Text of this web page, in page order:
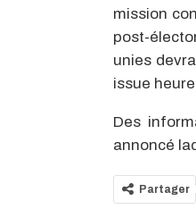
mission
post-
unies
issue
Des
annoncé
Partager